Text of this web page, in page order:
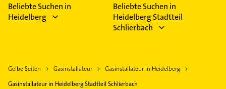
Beliebte Suchen in
Heidelberg
Beliebte Suchen in
Heidelberg Stadtteil
Schlierbach
Gelbe Seiten Gasinstallateur
Gasinstallateur in Heidelberg
Gasinstallateur in Heidelberg Stadtteil Schlierbach